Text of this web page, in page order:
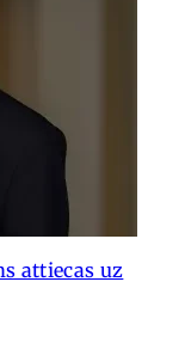
attiecas uz